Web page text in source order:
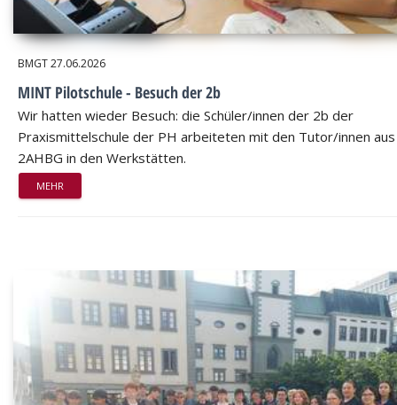
BMGT27.06.2026
MINT Pilotschule - Besuch der 2b
Wir hatten wieder Besuch: die Schüler/innen der 2b der
Praxismittelschule der PH arbeiteten mit den Tutor/innen
2AHBG in den Werkstätten.
MEHR